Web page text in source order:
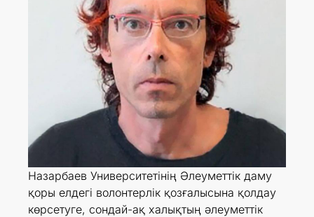
Назарбаев Университетінің Әлеуметтік даму
қоры елдегі волонтерлік қозғалысына қолдау
көрсетуге, сондай-ақ халықтың әлеуметтік